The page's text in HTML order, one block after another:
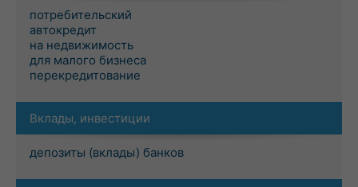
потребительский
автокредит
на недвижимость
для малого бизнеса
перекредитование
Вклады, инвестиции
депозиты (вклады) банков